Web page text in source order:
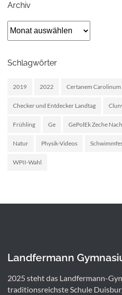
Archiv
Archiv
Schlagwörter
2019 2022 Certanem Carolinum
Checker und Entdecker Landtag
Frühling Ge GePolEk Zeche
Natur Physik-Videos
WPII-Wahl
Landfermann
2025 steht das Landfermann-
traditionsreichste Schule